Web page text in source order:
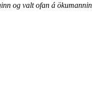
og valt ofan á